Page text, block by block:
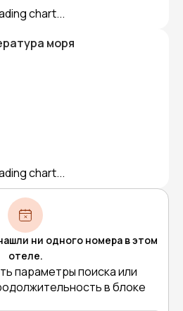
chart...
моря
chart...
ни одного номера в этом
отеле.
параметры поиска или
в блоке